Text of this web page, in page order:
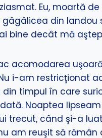
Eu, moartă
gâgâlicea din
bine decât mă
acomodarea
i-am
timpul în care
Noaptea
trecut, când şi-a
am reuşit să